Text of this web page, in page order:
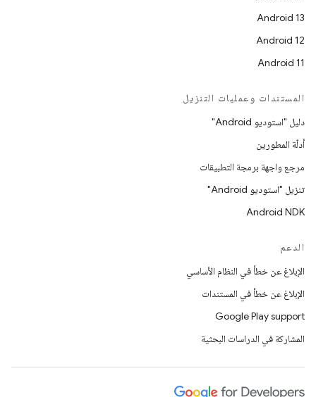
Android 13
Android 12
Android 11
المستندات وعمليات التنزيل
دليل "استوديو Android"
أدلّة المطورين
مرجع واجهة برمجة التطبيقات
تنزيل "استوديو Android"
Android NDK
الدعم
الإبلاغ عن خطأ في النظام الأساسي
الإبلاغ عن خطأ في المستندات
Google Play support
المشاركة في الدراسات البحثية